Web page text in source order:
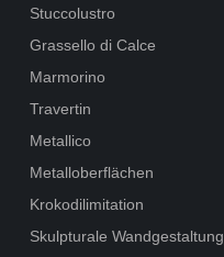
Stuccolustro
Grassello di Calce
Marmorino
Travertin
Metallico
Metalloberflächen
Krokodilimitation
Skulpturale Wandgestaltung